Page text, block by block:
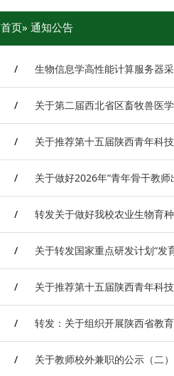
首页» 通知公告
/ 生物信息学高性能计算服务器
/ 关于第二届西北省区畜牧兽医
/ 关于推荐第十五届陕西青年科
/ 关于做好2026年“青年骨干教
/ 转发关于做好我校农业生物育
/ 关于转发国家重点研发计划“发
/ 关于推荐第十五届陕西青年科
/ 转发：关于组织开展陕西省教
/ 关于教师校外兼职的公示（二）